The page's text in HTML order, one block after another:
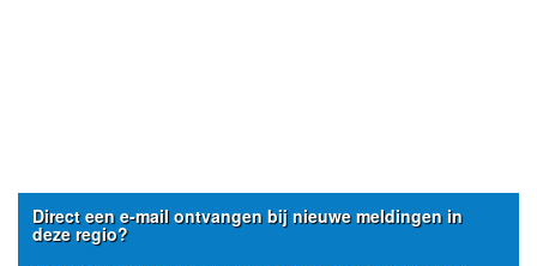
Direct een e-mail ontvangen bij nieuwe meldingen in
deze regio?